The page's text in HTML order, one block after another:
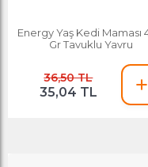
Energy Yaş Kedi Maması
Gr Tavuklu Yavru
36,50 TL
35,04 TL